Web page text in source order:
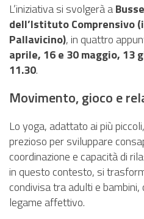
L’iniziativa si svolgerà a
dell’Istituto Comprensivo
Pallavicino), in quattro
aprile, 16 e 30 maggio, 13
11.30.
Movimento, gioco e
Lo yoga, adattato ai più
prezioso per sviluppare
coordinazione e capacità di
in questo contesto, si
condivisa tra adulti e
legame affettivo.